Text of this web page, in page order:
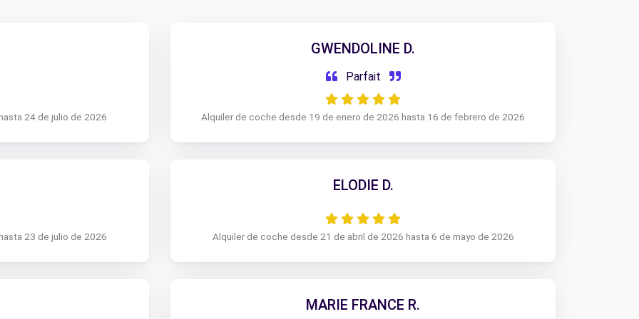
24 de julio de 2026
GWENDOLINE D.
Parfait
Alquiler de coche desde 19 de enero de 2026 hasta 16 de febrero de 2026
23 de julio de 2026
ELODIE D.
Alquiler de coche desde 21 de abril de 2026 hasta 6 de mayo de 2026
MARIE FRANCE R.